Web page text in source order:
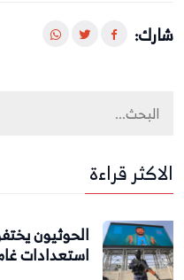
شارك:
الاكثر قراءة
الحوثيون
استعدادات